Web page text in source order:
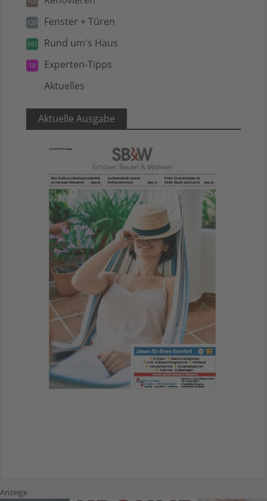
120 Fenster + Türen
347 Rund um's Haus
18 Experten-Tipps
Aktuelles
Aktuelle Ausgabe
Anzeige